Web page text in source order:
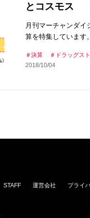
とコスモス
月刊マーチャンダ
算を特集しています
決算 ドラッグス
2018/10/04
STAFF 運営会社 プライ